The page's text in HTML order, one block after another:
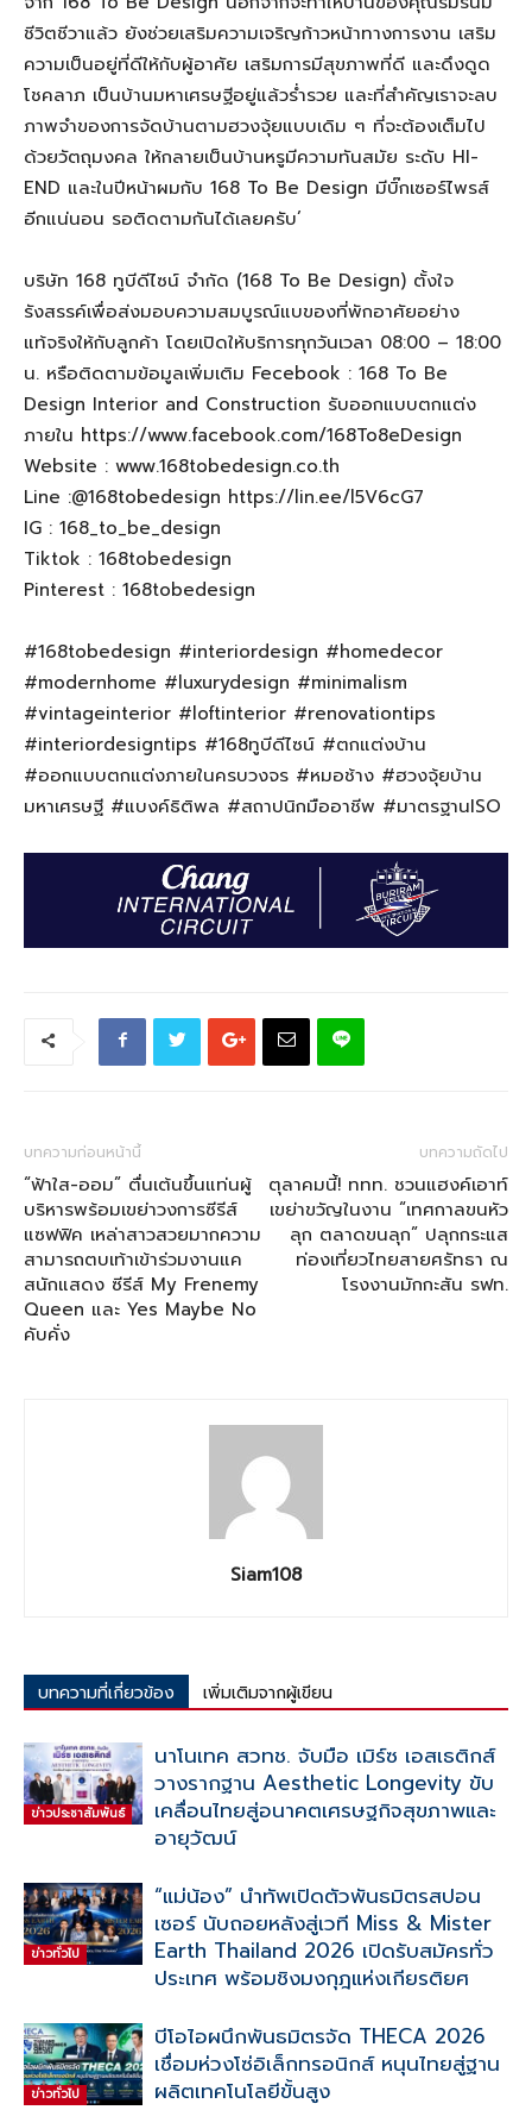
ชีวิตชีวาแล้ว ยังช่วยเสริมความเจริญก้าวหน้าทางการงาน เสริม
ความเป็นอยู่ที่ดีให้กับผู้อาศัย เสริมการมีสุขภาพที่ดี และดึงดูด
โชคลาภ เป็นบ้านมหาเศรษฐีอยู่แล้วร่ำรวย และที่สำคัญเราจะลบ
ภาพจำของการจัดบ้านตามฮวงจุ้ยแบบเดิม ๆ ที่จะต้องเต็มไป
ด้วยวัตถุมงคล ให้กลายเป็นบ้านหรูมีความทันสมัย ระดับ HI-
END และในปีหน้าผมกับ 168 To Be Design มีบิ๊กเซอร์ไพรส์
อีกแน่นอน รอติดตามกันได้เลยครับ’
บริษัท 168 ทูบีดีไซน์ จำกัด (168 To Be Design) ตั้งใจ
รังสรรค์เพื่อส่งมอบความสมบูรณ์แบของที่พักอาศัยอย่าง
แท้จริงให้กับลูกค้า โดยเปิดให้บริการทุกวันเวลา 08:00 – 18:00
น. หรือติดตามข้อมูลเพิ่มเติม Fecebook : 168 To Be
Design Interior and Construction รับออกแบบตกแต่ง
ภายใน https://www.facebook.com/168To8eDesign
Website : www.168tobedesign.co.th
Line :@168tobedesign https://lin.ee/l5V6cG7
IG : 168_to_be_design
Tiktok : 168tobedesign
Pinterest : 168tobedesign
#168tobedesign #interiordesign #homedecor
#modernhome #luxurydesign #minimalism
#vintageinterior #loftinterior #renovationtips
#interiordesigntips #168ทูบีดีไซน์ #ตกแต่งบ้าน
#ออกแบบตกแต่งภายในครบวงจร #หมอช้าง #ฮวงจุ้ยบ้าน
มหาเศรษฐี #แบงค์ธิติพล #สถาปนิกมืออาชีพ #มาตรฐานISO
บทความก่อนหน้านี้
“ฟ้าใส-ออม” ตื่นเต้นขึ้นแท่นผู้
บริหารพร้อมเขย่าวงการซีรีส์
แซฟฟิค เหล่าสาวสวยมากความ
สามารถตบเท้าเข้าร่วมงานแค
สนักแสดง ซีรีส์ My Frenemy
Queen และ Yes Maybe No
คับคั่ง
บทความถัดไป
ตุลาคมนี้! ททท. ชวนแฮงค์เอาท์
เขย่าขวัญในงาน “เทศกาลขนหัว
ลุก ตลาดขนลุก” ปลุกกระแส
ท่องเที่ยวไทยสายศรัทธา ณ
โรงงานมักกะสัน รฟท.
Siam108
บทความที่เกี่ยวข้อง เพิ่มเติมจากผู้เขียน
ข่าวประชาสัมพันธ์
นาโนเทค สวทช. จับมือ เมิร์ซ เอสเธติกส์
วางรากฐาน Aesthetic Longevity ขับ
เคลื่อนไทยสู่อนาคตเศรษฐกิจสุขภาพและ
อายุวัฒน์
ข่าวทั่วไป
“แม่น้อง” นำทัพเปิดตัวพันธมิตรสปอน
เซอร์ นับถอยหลังสู่เวที Miss & Mister
Earth Thailand 2026 เปิดรับสมัครทั่ว
ประเทศ พร้อมชิงมงกุฎแห่งเกียรติยศ
ข่าวทั่วไป
บีโอไอผนึกพันธมิตรจัด THECA 2026
เชื่อมห่วงโซ่อิเล็กทรอนิกส์ หนุนไทยสู่ฐาน
ผลิตเทคโนโลยีขั้นสูง